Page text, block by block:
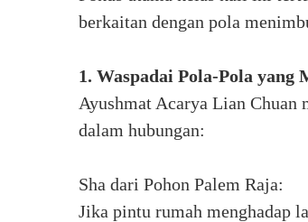
berkaitan dengan pola
1. Waspadai Pola-Pola yang
Ayushmat Acarya Lian
dalam hubungan:
Sha dari Pohon Palem Raja:
Jika pintu rumah menghadap